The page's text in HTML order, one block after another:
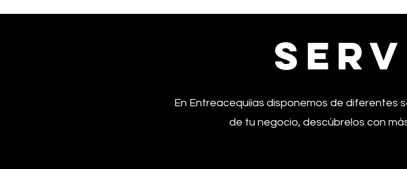
En Entreacequiias disponemos de diferentes
de tu negocio, descúbrelos con